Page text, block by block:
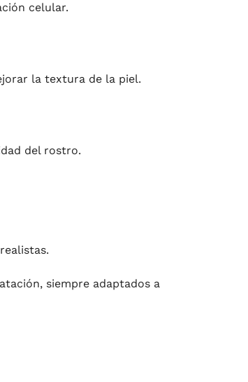
celular.
la textura de la piel.
del rostro.
siempre adaptados a